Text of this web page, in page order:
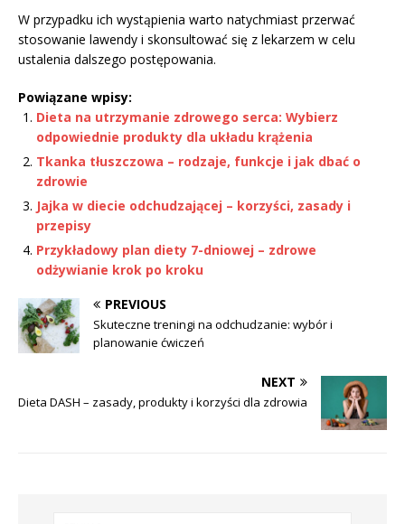
W przypadku ich wystąpienia warto natychmiast przerwać
stosowanie lawendy i skonsultować się z lekarzem w celu
ustalenia dalszego postępowania.
Powiązane wpisy:
Dieta na utrzymanie zdrowego serca: Wybierz
odpowiednie produkty dla układu krążenia
Tkanka tłuszczowa – rodzaje, funkcje i jak dbać o
zdrowie
Jajka w diecie odchudzającej – korzyści, zasady i
przepisy
Przykładowy plan diety 7-dniowej – zdrowe
odżywianie krok po kroku
PREVIOUS
Skuteczne treningi na odchudzanie: wybór i
planowanie ćwiczeń
NEXT
Dieta DASH – zasady, produkty i korzyści dla zdrowia